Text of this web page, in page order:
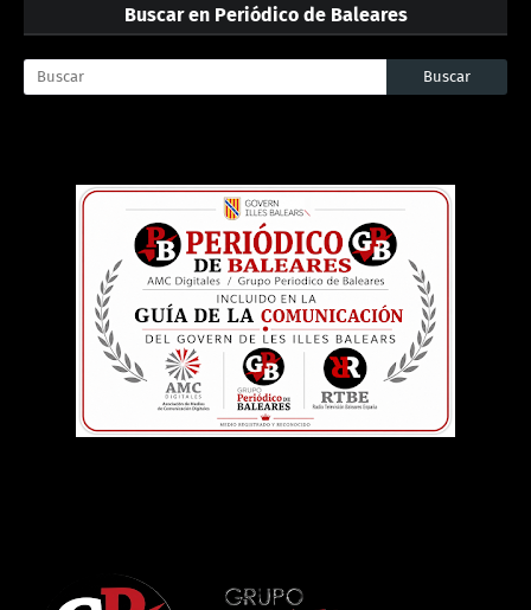
Buscar en Periódico de Baleares